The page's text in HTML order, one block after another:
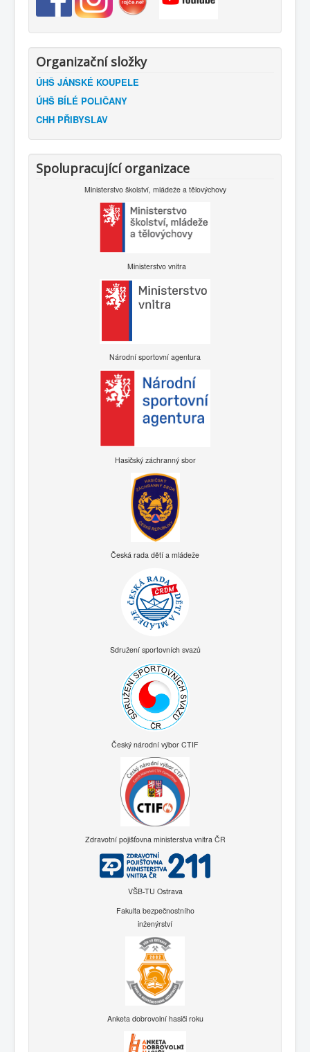
Organizační složky
ÚHŠ JÁNSKÉ KOUPELE
ÚHŠ BÍLÉ POLIČANY
CHH PŘIBYSLAV
Spolupracující organizace
Ministerstvo školství, mládeže a tělovýchovy
Ministerstvo vnitra
Národní sportovní agentura
Hasičský záchranný sbor
Česká rada dětí a mládeže
Sdružení sportovních svazů
Český národní výbor CTIF
Zdravotní pojišťovna ministerstva vnitra ČR
VŠB-TU Ostrava
Fakulta bezpečnostního
inženýrství
Anketa dobrovolní hasiči roku